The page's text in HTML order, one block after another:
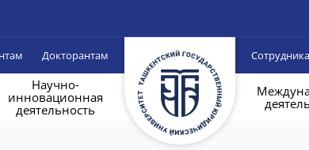
Докторантам
Научно-
инновационная
деятельность